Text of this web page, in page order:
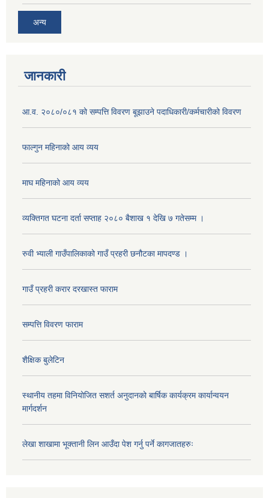
अन्य
जानकारी
आ.व. २०८०/०८१ को सम्पत्ति विवरण बूझाउने पदाधिकारी/कर्मचारीको विवरण
फाल्गुन महिनाको आय व्यय
माघ महिनाको आय व्यय
व्यक्तिगत घटना दर्ता सप्ताह २०८० बैशाख १ देखि ७ गतेसम्म ।
रुवी भ्याली गाउँपालिकाको गाउँ प्रहरी छनौटका मापदण्ड ।
गाउँ प्रहरी करार दरखास्त फाराम
सम्पत्ति विवरण फाराम
शैक्षिक बुलेटिन
स्थानीय तहमा विनियोजित सशर्त अनुदानको बार्षिक कार्यक्रम कार्यान्वयन
मार्गदर्शन
लेखा शाखामा भूक्तानी लिन आउँदा पेश गर्नु पर्ने कागजातहरुः